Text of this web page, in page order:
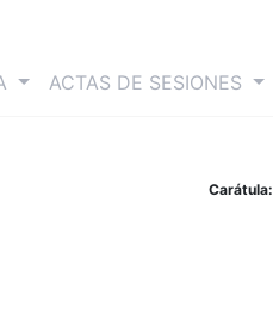
ACTAS DE SESIONES
Carátula: